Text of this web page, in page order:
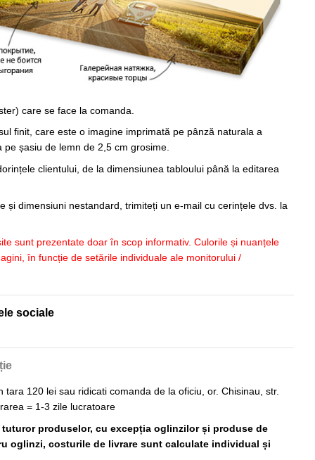
care se face la comanda.
finit, care este o imagine imprimată pe pânză naturala a
șasiu de lemn de 2,5 cm grosime.
clientului, de la dimensiunea tabloului până la editarea
și dimensiuni nestandard, trimiteți un e-mail cu cerințele dvs. la
sunt prezentate doar în scop informativ. Culorile și nuanțele
în funcție de setările individuale ale monitorului /
sociale
tara 120 lei sau ridicati comanda de la oficiu, or. Chisinau, str.
= 1-3 zile lucratoare
produselor, cu excepția oglinzilor și produse de
oglinzi, costurile de livrare sunt calculate individual și